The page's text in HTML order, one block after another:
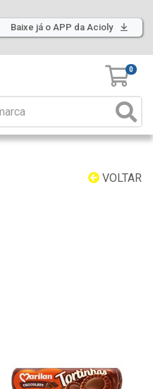
Baixe já o APP da Acioly
0
VOLTAR